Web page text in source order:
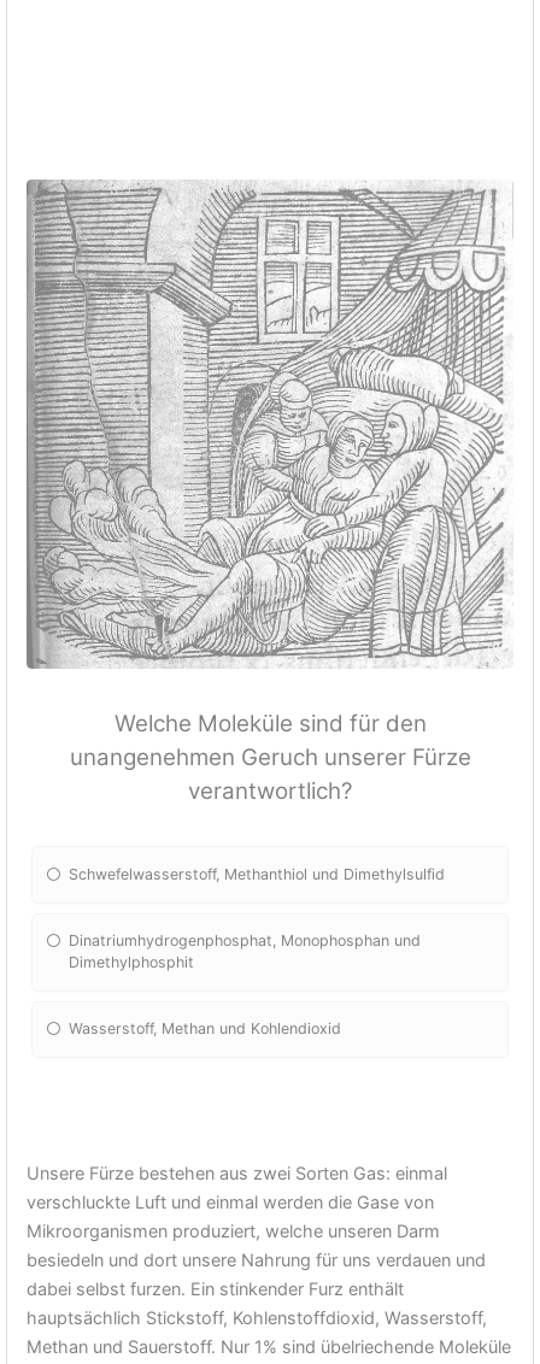
Welche Moleküle sind für den
unangenehmen Geruch unserer Fürze
verantwortlich?
Schwefelwasserstoff, Methanthiol und Dimethylsulfid
Dinatriumhydrogenphosphat, Monophosphan und
Dimethylphosphit
Wasserstoff, Methan und Kohlendioxid
Unsere Fürze bestehen aus zwei Sorten Gas: einmal
verschluckte Luft und einmal werden die Gase von
Mikroorganismen produziert, welche unseren Darm
besiedeln und dort unsere Nahrung für uns verdauen und
dabei selbst furzen. Ein stinkender Furz enthält
hauptsächlich Stickstoff, Kohlenstoffdioxid, Wasserstoff,
Methan und Sauerstoff. Nur 1% sind übelriechende Moleküle